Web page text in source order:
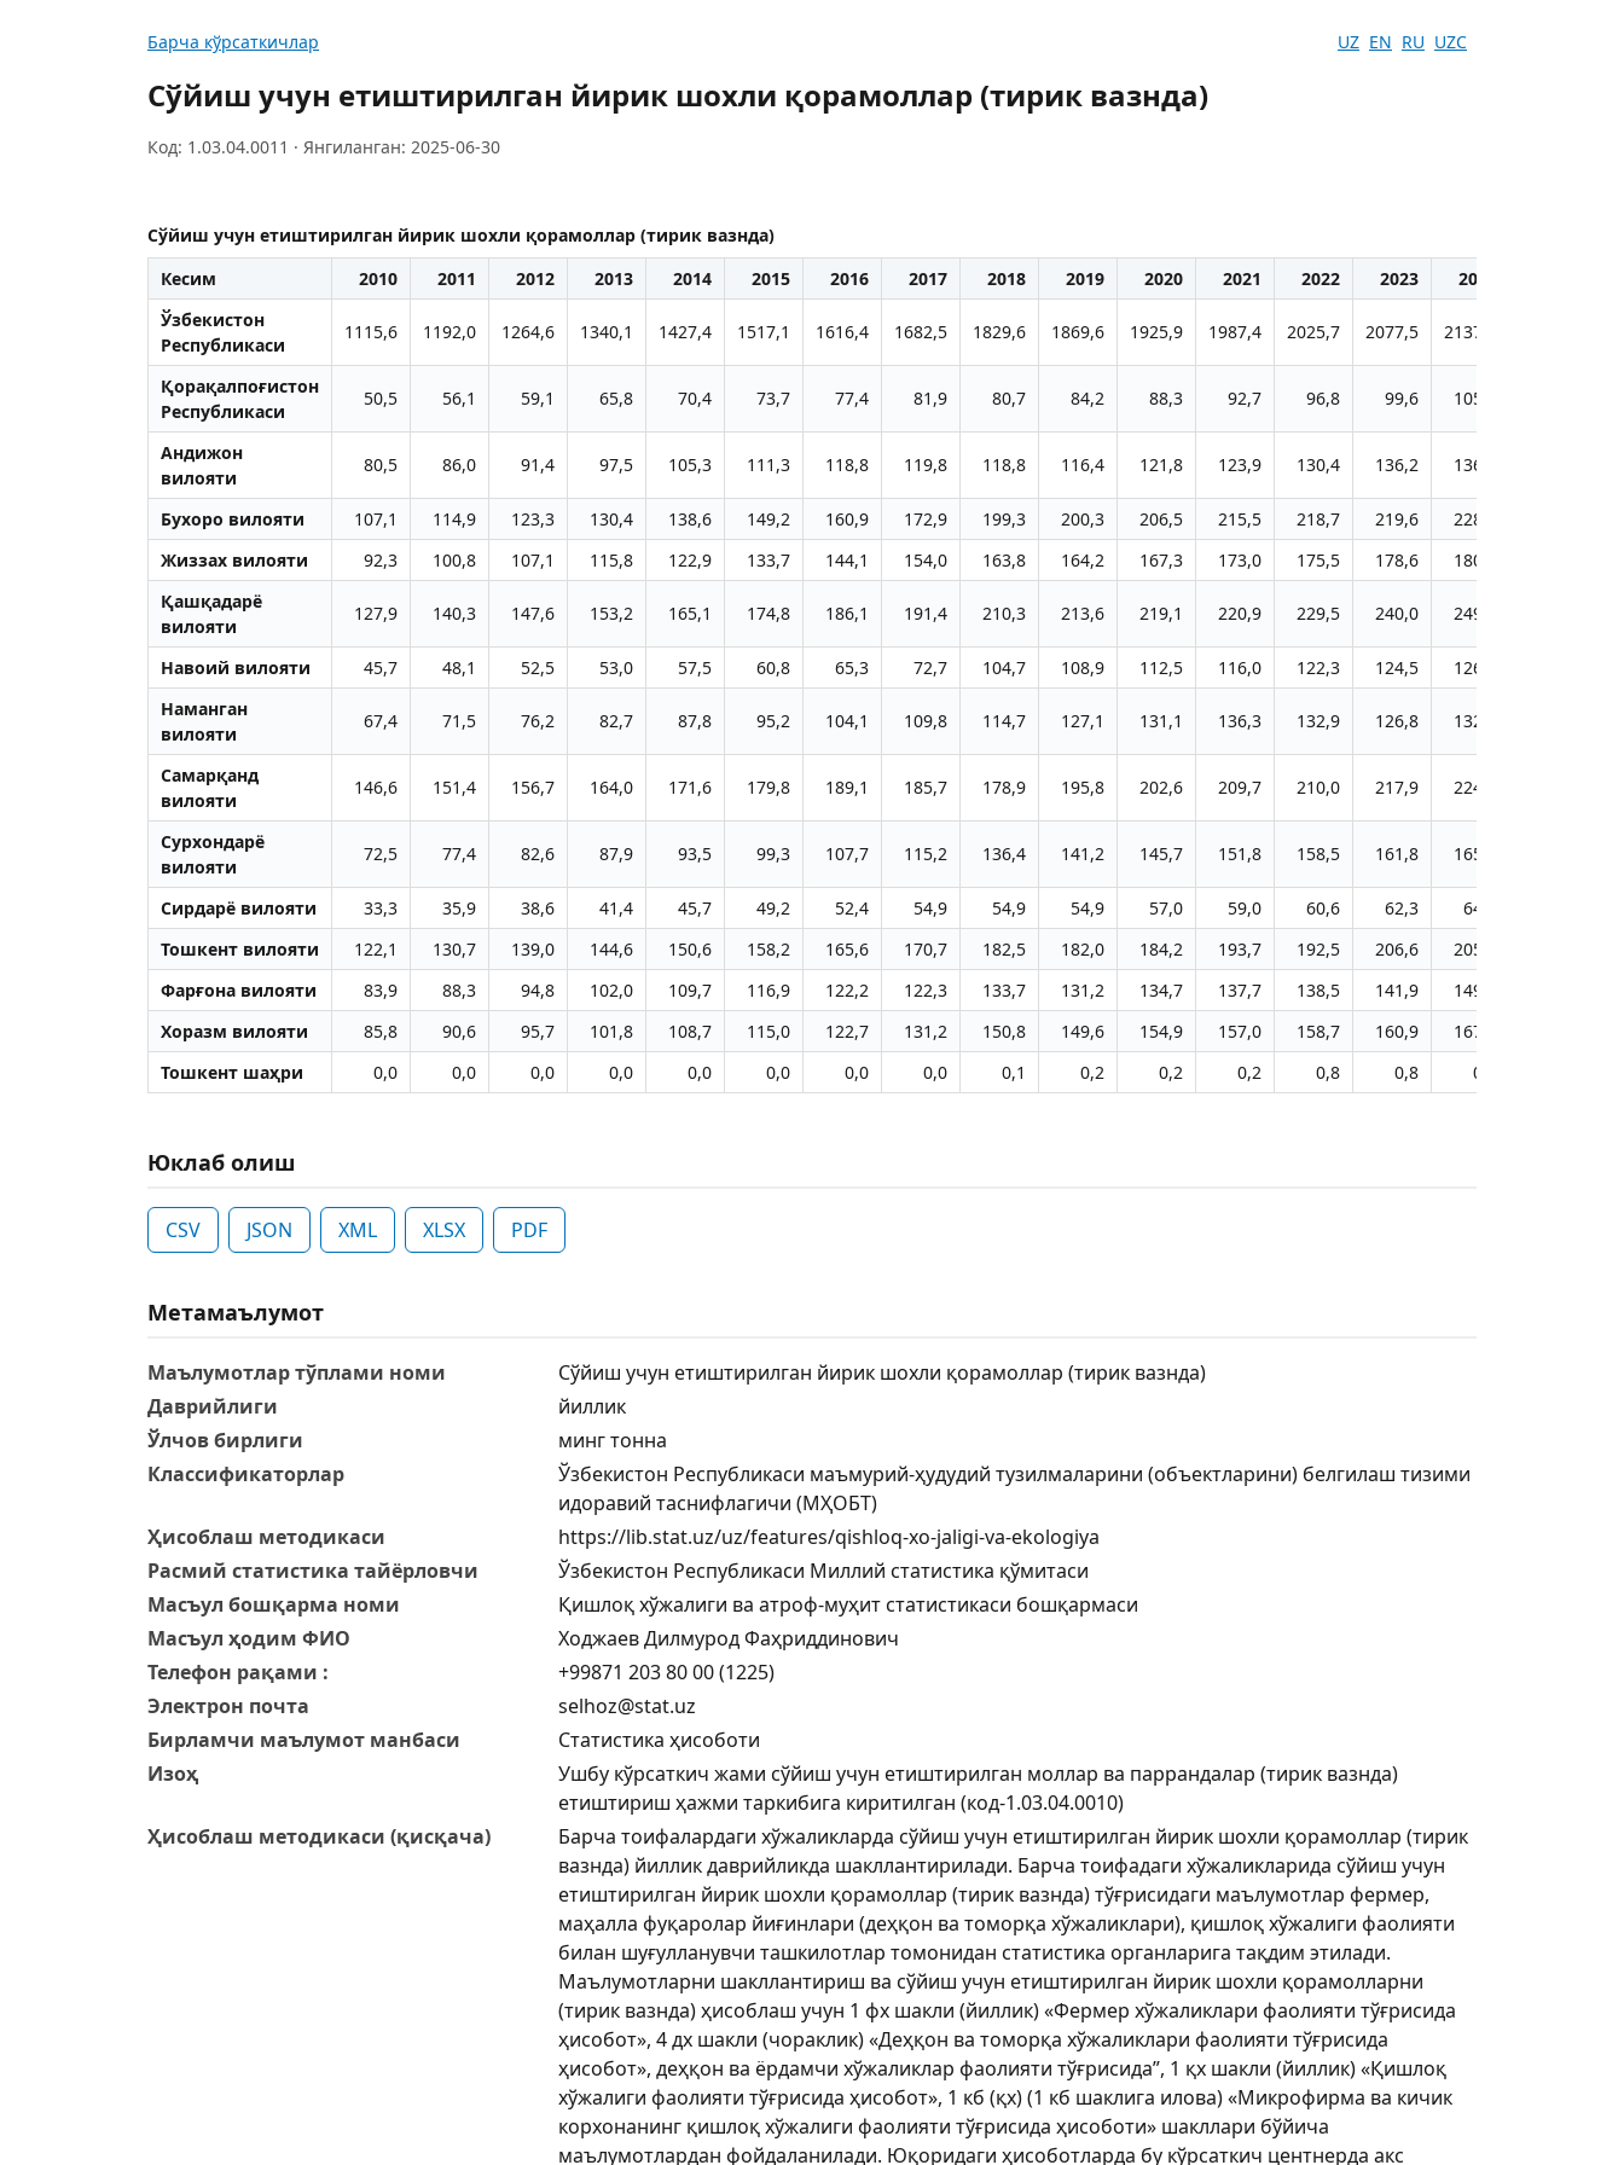
Барча кўрсаткичлар UZ EN RU UZC
Сўйиш учун етиштирилган йирик шохли қорамоллар (тирик вазнда)
Код: 1.03.04.0011 · Янгиланган: 2025-06-30
Сўйиш учун етиштирилган йирик шохли қорамоллар (тирик вазнда)
Кесим
2010 2011 2012 2013 2014 2015 2016 2017 2018 2019 2020 2021 2022 2023
2024
Ўзбекистон
Республикаси
1115,6 1192,0 1264,6 1340,1 1427,4 1517,1 1616,4 1682,5 1829,6 1869,6 1925,9 1987,4 2025,7 2077,5 2137,6
Қорақалпоғистон
Республикаси
50,5 56,1 59,1 65,8 70,4 73,7 77,4 81,9 80,7 84,2 88,3 92,7 96,8 99,6 105,7
Aндижон
вилояти
80,5 86,0 91,4 97,5 105,3 111,3 118,8 119,8 118,8 116,4 121,8 123,9 130,4 136,2 136,7
Бухоро вилояти 107,1 114,9 123,3 130,4 138,6 149,2 160,9 172,9 199,3 200,3 206,5 215,5 218,7 219,6
228,3
Жиззах вилояти
92,3 100,8 107,1 115,8 122,9 133,7 144,1 154,0 163,8 164,2 167,3 173,0 175,5 178,6
180,8
Қашқадарё
вилояти
127,9 140,3 147,6 153,2 165,1 174,8 186,1 191,4 210,3 213,6 219,1 220,9 229,5 240,0 249,4
Навоий вилояти 45,7 48,1 52,5 53,0 57,5 60,8 65,3 72,7 104,7 108,9 112,5 116,0 122,3 124,5
126,4
Наманган
вилояти
67,4 71,5 76,2 82,7 87,8 95,2 104,1 109,8 114,7 127,1 131,1 136,3 132,9 126,8 132,8
Самарқанд
вилояти
146,6 151,4 156,7 164,0 171,6 179,8 189,1 185,7 178,9 195,8 202,6 209,7 210,0 217,9 224,9
Сурхондарё
вилояти
72,5 77,4 82,6 87,9 93,5 99,3 107,7 115,2 136,4 141,2 145,7 151,8 158,5 161,8 165,5
Сирдарё вилояти 33,3 35,9 38,6 41,4 45,7 49,2 52,4 54,9 54,9 54,9 57,0 59,0 60,6 62,3
64,0
Тошкент вилояти
122,1 130,7 139,0 144,6 150,6 158,2 165,6 170,7 182,5 182,0 184,2 193,7 192,5 206,6
205,2
Фарғона вилояти
83,9 88,3 94,8 102,0 109,7 116,9 122,2 122,3 133,7 131,2 134,7 137,7 138,5 141,9
149,9
Хоразм вилояти
85,8 90,6 95,7 101,8 108,7 115,0 122,7 131,2 150,8 149,6 154,9 157,0 158,7 160,9
167,2
Тошкент шаҳри
0,0 0,0 0,0 0,0 0,0 0,0 0,0 0,0 0,1 0,2 0,2 0,2 0,8 0,8 0,8
Юклаб олиш
CSV JSON XML XLSX PDF
Метамаълумот
Маълумотлар тўплами номи
Сўйиш учун етиштирилган йирик шохли қорамоллар (тирик вазнда)
Даврийлиги
йиллик
Ўлчов бирлиги
минг тонна
Классификаторлар
Ўзбекистон Республикаси маъмурий-ҳудудий тузилмаларини (объектларини) белгилаш тизими
идоравий таснифлагичи (МҲОБТ)
Ҳисоблаш методикаси
https://lib.stat.uz/uz/features/qishloq-xo-jaligi-va-ekologiya
Расмий статистика тайёрловчи
Ўзбекистон Республикаси Миллий статистика қўмитаси
Масъул бошқарма номи
Қишлоқ хўжалиги ва атроф-муҳит статистикаси бошқармаси
Масъул ҳодим ФИО
Ходжаев Дилмурод Фаҳриддинович
Телефон рақами :
+99871 203 80 00 (1225)
Электрон почта
selhoz@stat.uz
Бирламчи маълумот манбаси
Статистика ҳисоботи
Изоҳ
Ушбу кўрсаткич жами сўйиш учун етиштирилган моллар ва паррандалар (тирик вазнда)
етиштириш ҳажми таркибига киритилган (код-1.03.04.0010)
Ҳисоблаш методикаси (қисқача)
Барча тоифалардаги хўжаликларда сўйиш учун етиштирилган йирик шохли қорамоллар (тирик
вазнда) йиллик даврийликда шакллантирилади. Барча тоифадаги хўжаликларида сўйиш учун
етиштирилган йирик шохли қорамоллар (тирик вазнда) тўғрисидаги маълумотлар фермер,
маҳалла фуқаролар йиғинлари (деҳқон ва томорқа хўжаликлари), қишлоқ хўжалиги фаолияти
билан шуғулланувчи ташкилотлар томонидан статистика органларига тақдим этилади.
Маълумотларни шакллантириш ва сўйиш учун етиштирилган йирик шохли қорамолларни
(тирик вазнда) ҳисоблаш учун 1 фх шакли (йиллик) «Фермер хўжаликлари фаолияти тўғрисида
ҳисобот», 4 дх шакли (чораклик) «Деҳқон ва томорқа хўжаликлари фаолияти тўғрисида
ҳисобот», деҳқон ва ёрдамчи хўжаликлар фаолияти тўғрисида”, 1 қх шакли (йиллик) «Қишлоқ
хўжалиги фаолияти тўғрисида ҳисобот», 1 кб (қх) (1 кб шаклига илова) «Микрофирма ва кичик
корхонанинг қишлоқ хўжалиги фаолияти тўғрисида ҳисоботи» шакллари бўйича
маълумотлардан фойдаланилади. Юқоридаги ҳисоботларда бу кўрсаткич центнерда акс